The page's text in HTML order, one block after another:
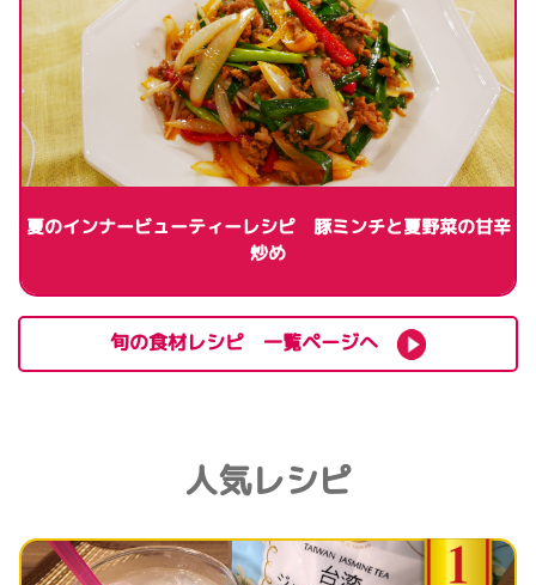
夏のインナービューティーレシピ 豚ミンチと夏野菜の甘辛
炒め
旬の食材レシピ 一覧ページへ
人気レシピ